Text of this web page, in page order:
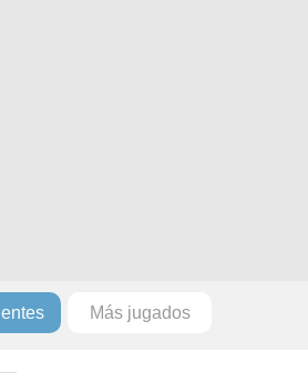
Más jugados